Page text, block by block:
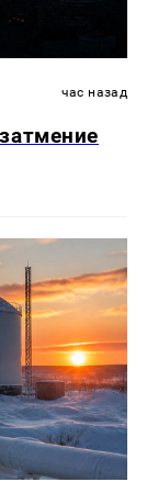
час назад